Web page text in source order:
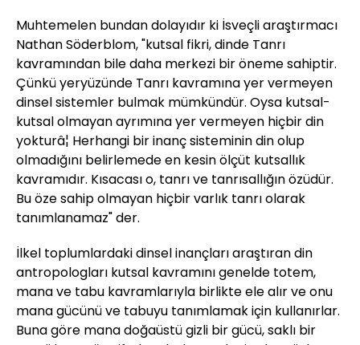
Muhtemelen bundan dolayıdır ki İsveçli araştırmacı
Nathan Söderblom, "kutsal fikri, dinde Tanrı
kavramından bile daha merkezi bir öneme sahiptir.
Çünkü yeryüzünde Tanrı kavramına yer vermeyen
dinsel sistemler bulmak mümkündür. Oysa kutsal-
kutsal olmayan ayrımına yer vermeyen hiçbir din
yokturâ¦ Herhangi bir inanç sisteminin din olup
olmadığını belirlemede en kesin ölçüt kutsallık
kavramıdır. Kısacası o, tanrı ve tanrısallığın özüdür.
Bu öze sahip olmayan hiçbir varlık tanrı olarak
tanımlanamaz" der.
İlkel toplumlardaki dinsel inançları araştıran din
antropologları kutsal kavramını genelde totem,
mana ve tabu kavramlarıyla birlikte ele alır ve onu
mana gücünü ve tabuyu tanımlamak için kullanırlar.
Buna göre mana doğaüstü gizli bir gücü, saklı bir